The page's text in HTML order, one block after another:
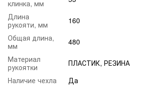
клинка, мм
Длина
рукояти, мм
160
Общая длина,
мм
480
Материал
рукоятки
ПЛАСТИК, РЕЗИНА
Наличие чехла
Да